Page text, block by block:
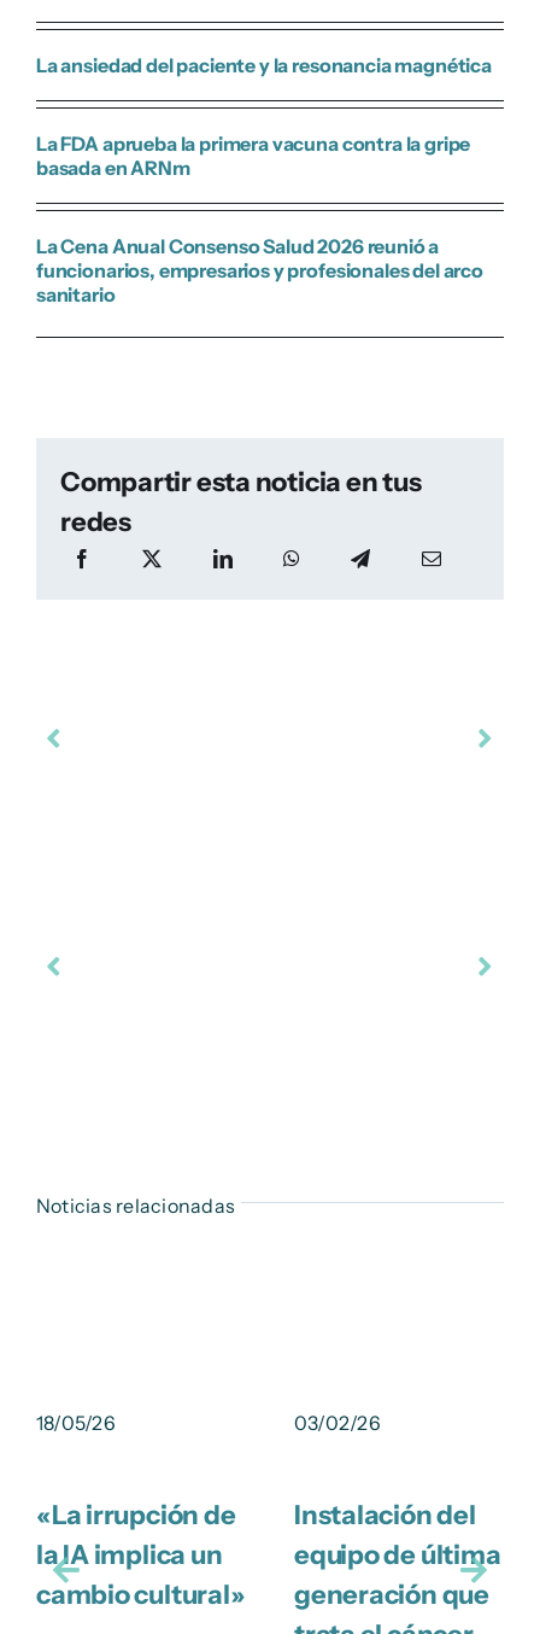
La ansiedad del paciente y la resonancia magnética
La FDA aprueba la primera vacuna contra la gripe
basada en ARNm
La Cena Anual Consenso Salud 2026 reunió a
funcionarios, empresarios y profesionales del arco
sanitario
Compartir esta noticia en tus
redes
Noticias relacionadas
18/05/26
«La irrupción de
la IA implica un
cambio cultural»
03/02/26
Instalación del
equipo de última
generación que